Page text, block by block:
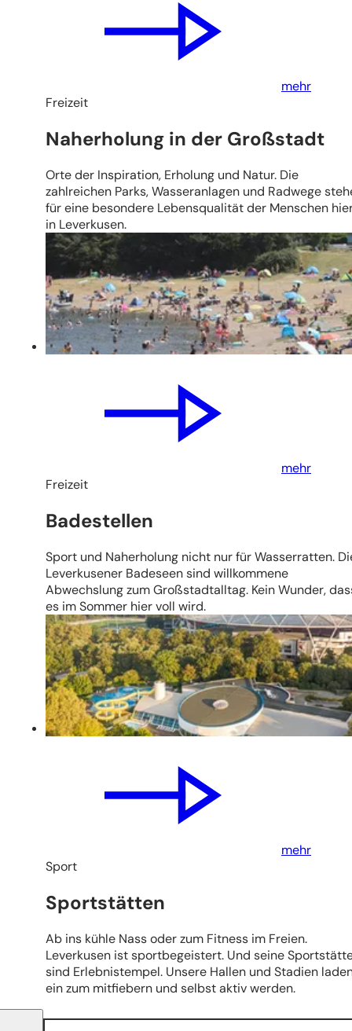
mehr
Freizeit
Naherholung in der Großstadt
Orte der Inspiration, Erholung und Natur. Die
zahlreichen Parks, Wasseranlagen und Radwege
für eine besondere Lebensqualität der Menschen
in Leverkusen.
mehr
Freizeit
Badestellen
Sport und Naherholung nicht nur für Wasserratten.
Leverkusener Badeseen sind willkommene
Abwechslung zum Großstadtalltag. Kein Wunder,
es im Sommer hier voll wird.
mehr
Sport
Sportstätten
Ab ins kühle Nass oder zum Fitness im Freien.
Leverkusen ist sportbegeistert. Und seine
sind Erlebnistempel. Unsere Hallen und Stadien
ein zum mitfiebern und selbst aktiv werden.